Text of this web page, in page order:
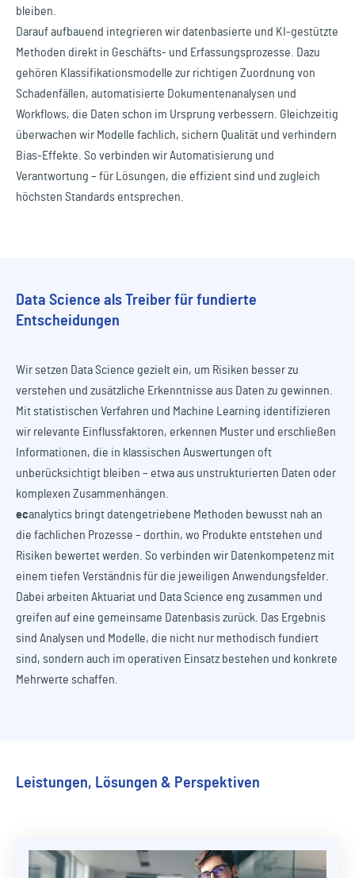
bleiben.
Darauf aufbauend integrieren wir datenbasierte und KI-gestützte
Methoden direkt in Geschäfts- und Erfassungsprozesse. Dazu
gehören Klassifikationsmodelle zur richtigen Zuordnung von
Schadenfällen, automatisierte Dokumentenanalysen und
Workflows, die Daten schon im Ursprung verbessern. Gleichzeitig
überwachen wir Modelle fachlich, sichern Qualität und verhindern
Bias-Effekte. So verbinden wir Automatisierung und
Verantwortung – für Lösungen, die effizient sind und zugleich
höchsten Standards entsprechen.
Data Science als Treiber für fundierte
Entscheidungen
Wir setzen Data Science gezielt ein, um Risiken besser zu
verstehen und zusätzliche Erkenntnisse aus Daten zu gewinnen.
Mit statistischen Verfahren und Machine Learning identifizieren
wir relevante Einflussfaktoren, erkennen Muster und erschließen
Informationen, die in klassischen Auswertungen oft
unberücksichtigt bleiben – etwa aus unstrukturierten Daten oder
komplexen Zusammenhängen.
ecanalytics bringt datengetriebene Methoden bewusst nah an
die fachlichen Prozesse – dorthin, wo Produkte entstehen und
Risiken bewertet werden. So verbinden wir Datenkompetenz mit
einem tiefen Verständnis für die jeweiligen Anwendungsfelder.
Dabei arbeiten Aktuariat und Data Science eng zusammen und
greifen auf eine gemeinsame Datenbasis zurück. Das Ergebnis
sind Analysen und Modelle, die nicht nur methodisch fundiert
sind, sondern auch im operativen Einsatz bestehen und konkrete
Mehrwerte schaffen.
Leistungen, Lösungen & Perspektiven